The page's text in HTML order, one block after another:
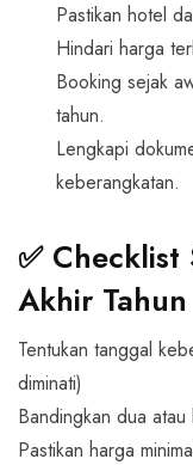
Pastikan hotel
Hindari harga
Booking sejak
tahun.
Lengkapi
keberangkatan.
✅
Akhir Tahun
Tentukan tanggal
diminati)
Bandingkan dua
Pastikan harga